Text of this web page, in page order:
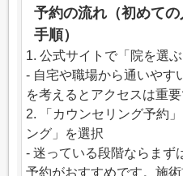
予約の流れ（初めて
手順）
1. 公式サイトで「院を選ぶ
- 自宅や職場から通いやす
を考えるとアクセスは重要
2. 「カウンセリング予約
ング」を選択
- 迷っている段階ならまず
予約がおすすめです。施